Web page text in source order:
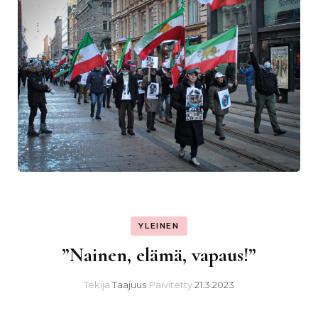
YLEINEN
”Nainen, elämä, vapaus!”
Tekijä Taajuus Päivitetty21.3.2023